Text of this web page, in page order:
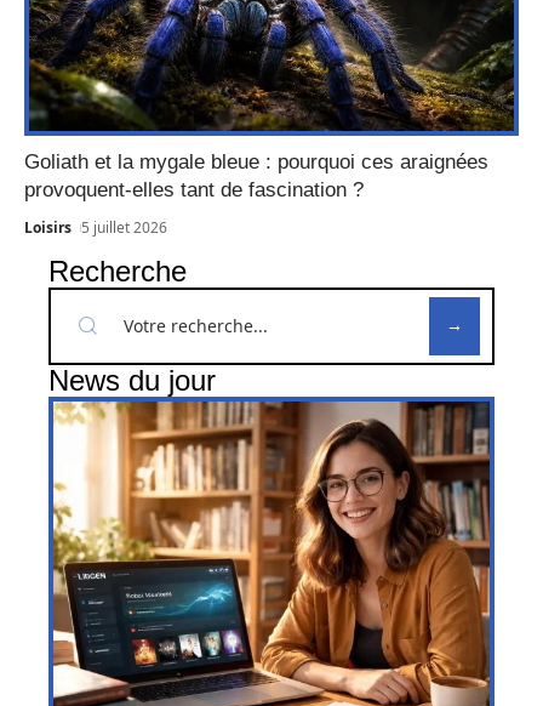
Goliath et la mygale bleue : pourquoi ces araignées
provoquent-elles tant de fascination ?
Loisirs 5 juillet 2026
Recherche
News du jour